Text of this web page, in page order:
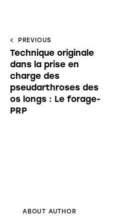
PREVIOUS
Technique originale
dans la prise en
charge des
pseudarthroses des
os longs : Le forage-
PRP
ABOUT AUTHOR